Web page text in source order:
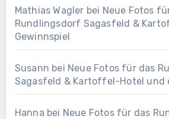
Mathias Wagler bei Neue Fotos
Rundlingsdorf Sagasfeld &
Gewinnspiel
Susann bei Neue Fotos für das
Sagasfeld & Kartoffel-Hotel und
Hanna bei Neue Fotos für das